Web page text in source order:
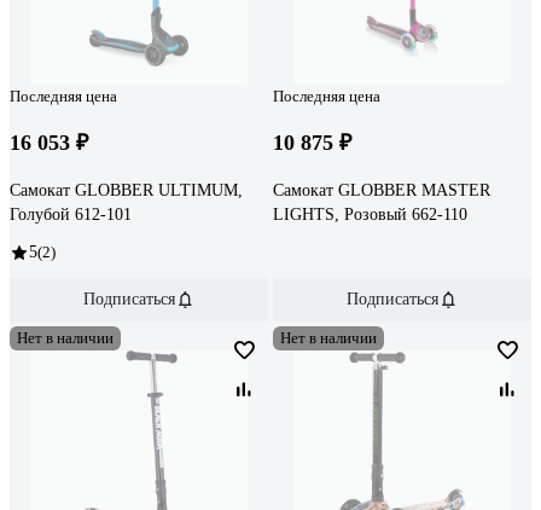
Последняя цена
16 053 ₽
Самокат GLOBBER ULTIMUM,
Голубой 612-101
5(2)
Подписаться
Последняя цена
10 875 ₽
Самокат GLOBBER MASTER
LIGHTS, Розовый 662-110
Подписаться
Нет в наличии Нет в наличии